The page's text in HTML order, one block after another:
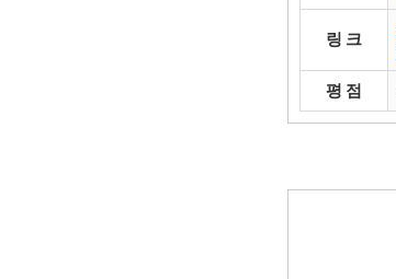
링 크
평 점